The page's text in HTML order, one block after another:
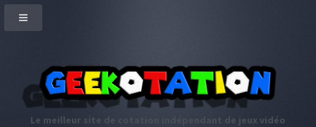
Le meilleur site de cotation indépendant de jeux vidéo